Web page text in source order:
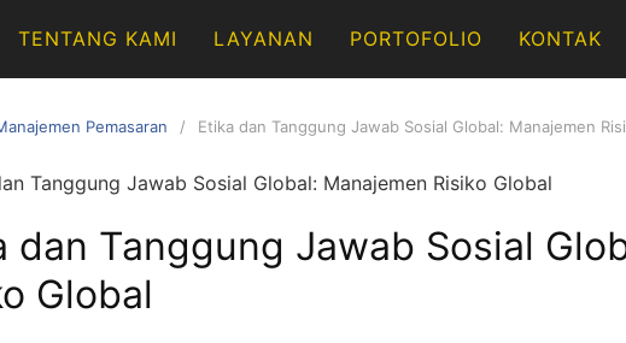
TENTANG KAMI LAYANAN PORTOFOLIO KONTAK
Pemasaran Etika dan Tanggung Jawab Sosial Global: Manajemen
dan Tanggung Jawab Sosial
Global